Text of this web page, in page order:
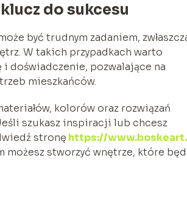
do sukcesu
być trudnym zadaniem,
W takich przypadkach warto
doświadczenie, pozwalające na
mieszkańców.
kolorów oraz rozwiązań
szukasz inspiracji lub chcesz
stronę https://
stworzyć wnętrze, które